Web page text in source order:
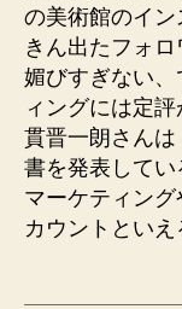
の美術館のイ
きん出たフォ
媚びすぎない
ィングには定
貫晋一朗さん
書を発表してい
マーケティン
カウントといえ